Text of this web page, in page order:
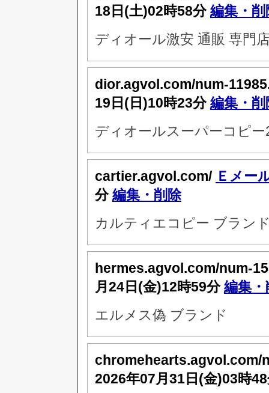
18日(土)02時58分編集・削
ディオール激安 通販 専門
dior.agvol.com/num-
19日(日)10時23分編集・削
ディオールスーパーコピー
cartier.agvol.com/ Ｅメー
分編集・削除
カルティエコピー ブラン
hermes.agvol.com/num-
月24日(金)12時59分編集・
エルメス偽 ブランド
chromehearts.agvol.com/
2026年07月31日(金)03時